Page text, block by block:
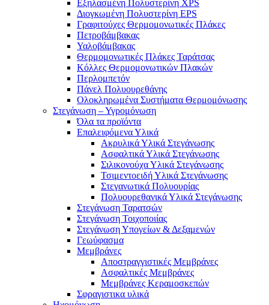
Εξηλασμένη Πολυστερίνη XPS
Διογκωμένη Πολυστερίνη EPS
Γραφιτούχες Θερμομονωτικές Πλάκες
Πετροβάμβακας
Υαλοβάμβακας
Θερμομονωτικές Πλάκες Ταράτσας
Κόλλες Θερμομονωτικών Πλακών
Περλομπετόν
Πάνελ Πολυουρεθάνης
Ολοκληρωμένα Συστήματα Θερμομόνωσης
Στεγάνωση – Υγρομόνωση
Όλα τα προϊόντα
Επαλειφόμενα Υλικά
Ακρυλικά Υλικά Στεγάνωσης
Ασφαλτικά Υλικά Στεγάνωσης
Σιλικονούχα Υλικά Στεγάνωσης
Τσιμεντοειδή Υλικά Στεγάνωσης
Στεγανωτικά Πολυουρίας
Πολυουρεθανικά Υλικά Στεγάνωσης
Στεγάνωση Ταρατσών
Στεγάνωση Τοιχοποιίας
Στεγάνωση Υπογείων & Δεξαμενών
Γεωύφασμα
Μεμβράνες
Αποστραγγιστικές Μεμβράνες
Ασφαλτικές Μεμβράνες
Μεμβράνες Κεραμοσκεπών
Σφραγιστικα υλικά